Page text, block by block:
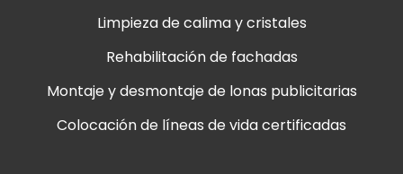
Limpieza de calima y cristales
Rehabilitación de fachadas
Montaje y desmontaje de lonas publicitarias
Colocación de líneas de vida certificadas